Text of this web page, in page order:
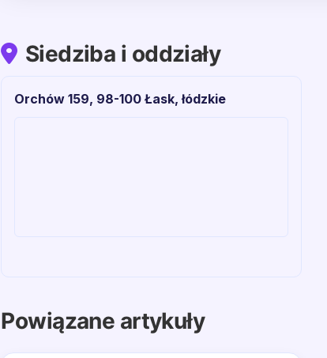
Siedziba i oddziały
Orchów 159, 98-100 Łask, łódzkie
Powiązane artykuły